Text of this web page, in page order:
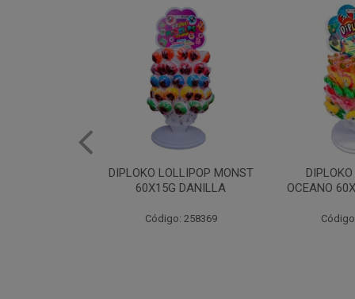
DIPLOKO LOLLIPOP
OCEANO 60X15G DANILLA
Código: 258620
DIPLOKO
POP